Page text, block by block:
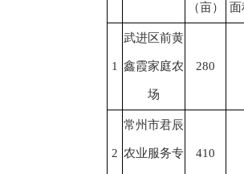
（亩） 面
1
武进区前黄
鑫霞家庭农
场
280
2
常州市君辰
农业服务专 410